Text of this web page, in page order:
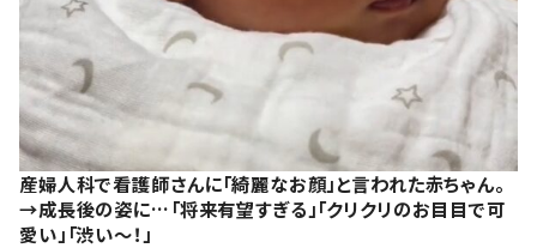
産婦人科で看護師さんに「綺麗なお顔」と言われた赤ちゃん。
→成長後の姿に…「将来有望すぎる」「クリクリのお目目で可
愛い」「渋い～！」